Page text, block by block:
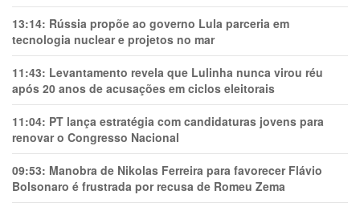
13:14: Rússia propõe ao governo Lula parceria em
tecnologia nuclear e projetos no mar
11:43: Levantamento revela que Lulinha nunca virou réu
após 20 anos de acusações em ciclos eleitorais
11:04: PT lança estratégia com candidaturas jovens para
renovar o Congresso Nacional
09:53: Manobra de Nikolas Ferreira para favorecer Flávio
Bolsonaro é frustrada por recusa de Romeu Zema